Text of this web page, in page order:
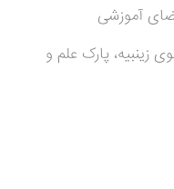
آموزشی
زینبیه، پارک علم و